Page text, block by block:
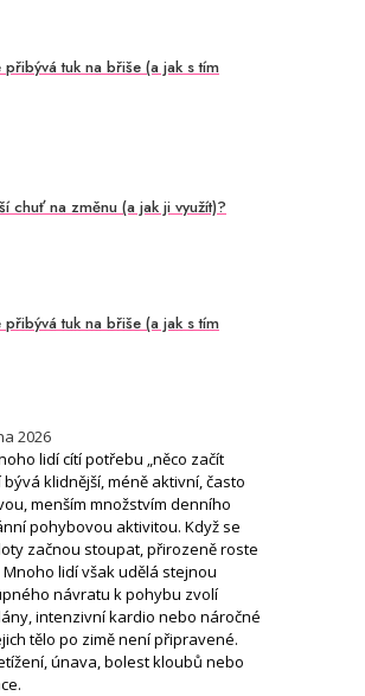
tuk na břiše (a jak s tím
chuť na změnu (a jak ji využít)?
tuk na břiše (a jak s tím
2026
lidí cítí potřebu „něco začít
klidnější, méně aktivní, často
menším množstvím denního
pohybovou aktivitou. Když se
začnou stoupat, přirozeně roste
lidí však udělá stejnou
návratu k pohybu zvolí
intenzivní kardio nebo náročné
tělo po zimě není připravené.
únava, bolest kloubů nebo